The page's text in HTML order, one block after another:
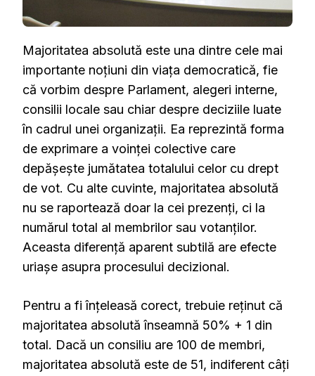
Majoritatea absolută este una dintre cele mai
importante noțiuni din viața democratică, fie
că vorbim despre Parlament, alegeri interne,
consilii locale sau chiar despre deciziile luate
în cadrul unei organizații. Ea reprezintă forma
de exprimare a voinței colective care
depășește jumătatea totalului celor cu drept
de vot. Cu alte cuvinte, majoritatea absolută
nu se raportează doar la cei prezenți, ci la
numărul total al membrilor sau votanților.
Aceasta diferență aparent subtilă are efecte
uriașe asupra procesului decizional.
Pentru a fi înțeleasă corect, trebuie reținut că
majoritatea absolută înseamnă 50% + 1 din
total. Dacă un consiliu are 100 de membri,
majoritatea absolută este de 51, indiferent câți